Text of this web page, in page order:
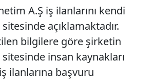
A.Ş iş ilanlarını kendi
açıklamaktadır.
bilgilere göre şirketin
insan kaynakları
ilanlarına başvuru